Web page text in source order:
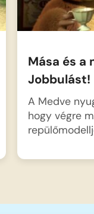
Mása és a
Jobbulást!
A Medve
hogy végre